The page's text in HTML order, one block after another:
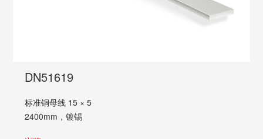
DN51619
标准铜母线 15 × 5
2400mm，镀锡